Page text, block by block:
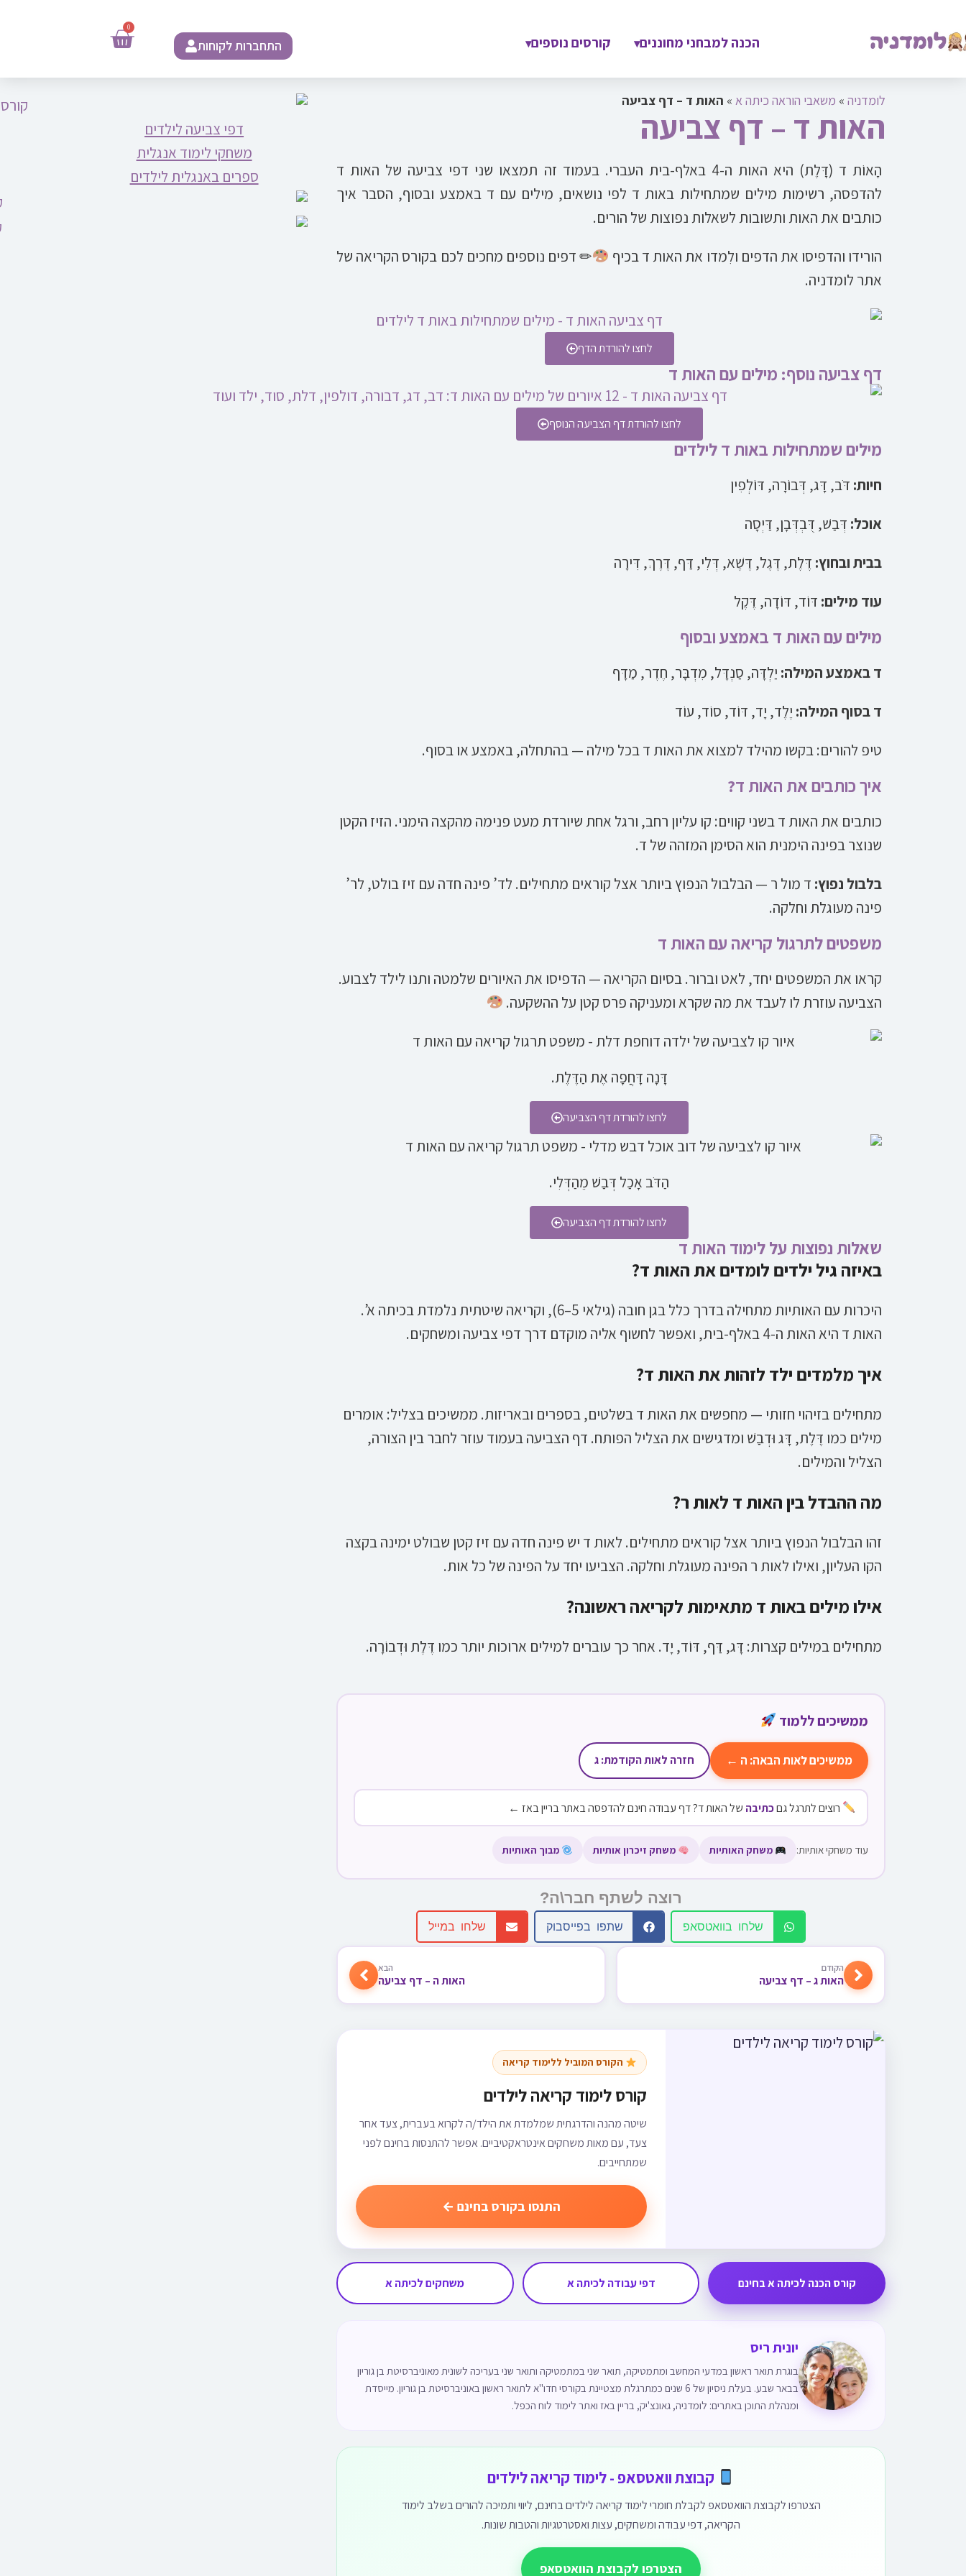
הכנה למבחני מחוננים▾ קורסים נוספים▾ התחברות לקוחות
0
לומדניה » משאבי הוראה כיתה א » האות ד – דף צביעה
האות ד – דף צביעה
הָאוֹת ד (דָּלֶת) היא האות ה-4 באלף-בית העברי. בעמוד זה תמצאו שני דפי צביעה של האות ד
להדפסה, רשימות מילים שמתחילות באות ד לפי נושאים, מילים עם ד באמצע ובסוף, הסבר איך
כותבים את האות ותשובות לשאלות נפוצות של הורים.
הורידו והדפיסו את הדפים ולִמדו את האות ד בכיף
✏ דפים נוספים מחכים לכם בקורס הקריאה של
אתר לומדניה.
לחצו להורדת הדף
דף צביעה נוסף: מילים עם האות ד
לחצו להורדת דף הצביעה הנוסף
מילים שמתחילות באות ד לילדים
חיות: דֹּב, דָּג, דְּבוֹרָה, דּוֹלְפִין
אוכל: דְּבַשׁ, דֻּבְדְּבָן, דַּיְסָה
בבית ובחוץ: דֶּלֶת, דֶּגֶל, דֶּשֶׁא, דְּלִי, דַּף, דֶּרֶךְ, דִּירָה
עוד מילים: דּוֹד, דּוֹדָה, דֶּקֶל
מילים עם האות ד באמצע ובסוף
ד באמצע המילה: יַלְדָּה, סַנְדָּל, מִדְבָּר, חֶדֶר, מַדָּף
ד בסוף המילה: יֶלֶד, יָד, דּוֹד, סוֹד, עוֹד
טיפ להורים: בקשו מהילד למצוא את האות ד בכל מילה — בהתחלה, באמצע או בסוף.
איך כותבים את האות ד?
כותבים את האות ד בשני קווים: קו עליון רחב, ורגל אחת שיורדת מעט פנימה מהקצה הימני. הזיז הקטן
שנוצר בפינה הימנית הוא הסימן המזהה של ד.
בלבול נפוץ: ד מול ר — הבלבול הנפוץ ביותר אצל קוראים מתחילים. לד’ פינה חדה עם זיז בולט, לר’
פינה מעוגלת וחלקה.
משפטים לתרגול קריאה עם האות ד
קראו את המשפטים יחד, לאט וברור. בסיום הקריאה — הדפיסו את האיורים שלמטה ותנו לילד לצבוע.
הצביעה עוזרת לו לעבד את מה שקרא ומעניקה פרס קטן על ההשקעה.
דָּנָה דָּחֲפָה אֶת הַדֶּלֶת.
לחצו להורדת דף הצביעה
הַדֹּב אָכַל דְּבַשׁ מֵהַדְּלִי.
לחצו להורדת דף הצביעה
שאלות נפוצות על לימוד האות ד
באיזה גיל ילדים לומדים את האות ד?
היכרות עם האותיות מתחילה בדרך כלל בגן חובה (גילאי 5–6), וקריאה שיטתית נלמדת בכיתה א’.
האות ד היא האות ה-4 באלף-בית, ואפשר לחשוף אליה מוקדם דרך דפי צביעה ומשחקים.
איך מלמדים ילד לזהות את האות ד?
מתחילים בזיהוי חזותי — מחפשים את האות ד בשלטים, בספרים ובאריזות. ממשיכים בצליל: אומרים
מילים כמו דֶּלֶת, דָּג וּדְבַשׁ ומדגישים את הצליל הפותח. דף הצביעה בעמוד עוזר לחבר בין הצורה,
הצליל והמילים.
מה ההבדל בין האות ד לאות ר?
זהו הבלבול הנפוץ ביותר אצל קוראים מתחילים. לאות ד יש פינה חדה עם זיז קטן שבולט ימינה בקצה
הקו העליון, ואילו לאות ר הפינה מעוגלת וחלקה. הצביעו יחד על הפינה של כל אות.
אילו מילים באות ד מתאימות לקריאה ראשונה?
מתחילים במילים קצרות: דָּג, דַּף, דּוֹד, יָד. אחר כך עוברים למילים ארוכות יותר כמו דֶּלֶת וּדְבוֹרָה.
ממשיכים ללמוד
ממשיכים לאות הבאה: ה ← חזרה לאות הקודמת: ג
רוצים לתרגל גםכתיבה של האות ד? דף עבודה חינם להדפסה באתר בריין באז ←
עוד משחקי אותיות: משחק האותיות משחק זיכרון אותיות מבוך האותיות
רוצה לשתף חבר\ה?
שלחו בוואטסאפ שתפו בפייסבוק שלחו במייל
הקודם
האות ג – דף צביעה
הבא
האות ה – דף צביעה
הקורס המוביל ללימוד קריאה
קורס לימוד קריאה לילדים
שיטה מהנה והדרגתית שמלמדת את הילד/ה לקרוא בעברית, צעד אחר
צעד, עם מאות משחקים אינטראקטיביים. אפשר להתנסות בחינם לפני
שמתחייבים.
התנסו בקורס בחינם ←
קורס הכנה לכיתה א בחינם דפי עבודה לכיתה א משחקים לכיתה א
יונית ריס
בוגרת תואר ראשון במדעי המחשב ומתמטיקה, תואר שני במתמטיקה ותואר שני בעריכה לשונית מאוניברסיטת בן גוריון
בבאר שבע. בעלת ניסיון של 6 שנים כמתרגלת מצטיינת בקורסי חדו"א לתואר ראשון באוניברסיטת בן גוריון. מייסדת
ומנהלת התוכן באתרים: לומדניה, גאונצ'יק, בריין באז ואתר לימוד לוח הכפל.
קבוצת וואטסאפ - לימוד קריאה לילדים
הצטרפו לקבוצת הוואטסאפ לקבלת חומרי לימוד קריאה לילדים בחינם, ליווי ותמיכה להורים בשלב לימוד
הקריאה, דפי עבודה ומשחקים, עצות ואסטרטגיות והטבות שונות.
הצטרפו לקבוצת הוואטסאפ
דפי צביעה לילדים
משחקי לימוד אנגלית
ספרים באנגלית לילדים